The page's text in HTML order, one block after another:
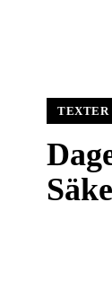
TEXTER